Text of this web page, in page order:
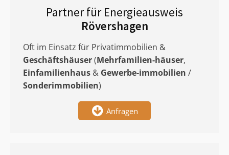
Partner für Energieausweis
Rövershagen
Oft im Einsatz für Privatimmobilien &
Geschäftshäuser(Mehrfamilien-häuser,
Einfamilienhaus & Gewerbe-immobilien /
Sonderimmobilien)
Anfragen